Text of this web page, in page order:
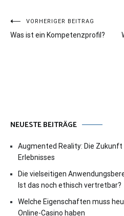
Beitragsnavigation
VORHERIGER BEITRAG
Was ist ein Kompetenzprofil?
NEUESTE BEITRÄGE
Augmented Reality: Die
Erlebnisses
Die vielseitigen
Ist das noch ethisch vertretbar?
Welche Eigenschaften muss
Online-Casino haben